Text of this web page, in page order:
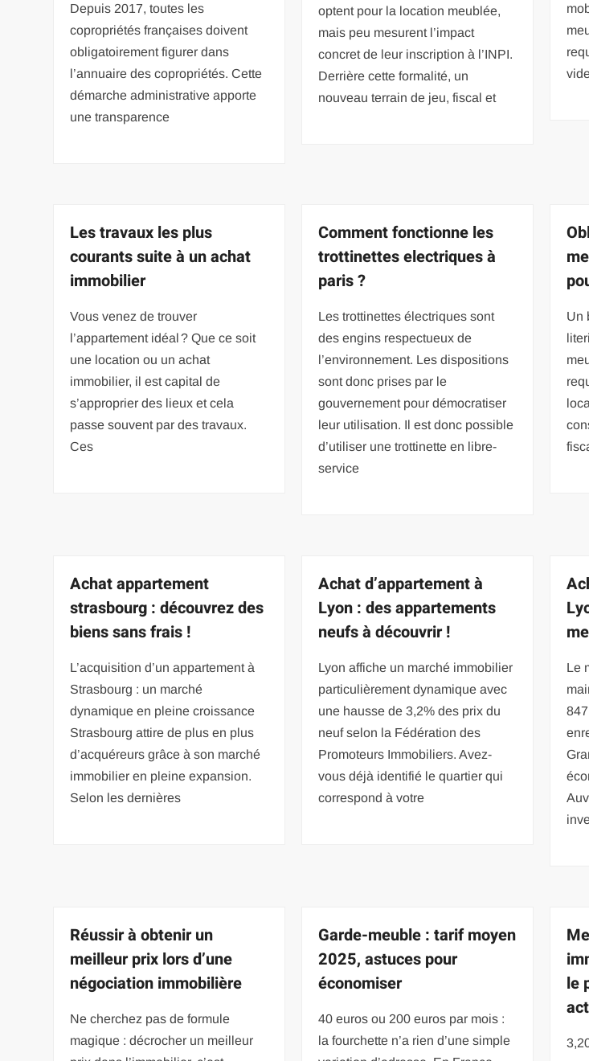
Depuis 2017, toutes les
copropriétés françaises doivent
obligatoirement figurer dans
l’annuaire des copropriétés. Cette
démarche administrative apporte
une transparence
optent pour la location meublée,
mais peu mesurent l’impact
concret de leur inscription à l’INPI.
Derrière cette formalité, un
nouveau terrain de jeu, fiscal et
Les travaux les plus
courants suite à un achat
immobilier
Vous venez de trouver
l’appartement idéal ? Que ce soit
une location ou un achat
immobilier, il est capital de
s’approprier des lieux et cela
passe souvent par des travaux.
Ces
Comment fonctionne les
trottinettes electriques à
paris ?
Les trottinettes électriques sont
des engins respectueux de
l’environnement. Les dispositions
sont donc prises par le
gouvernement pour démocratiser
leur utilisation. Il est donc possible
d’utiliser une trottinette en libre-
service
Un
Achat appartement
strasbourg : découvrez des
biens sans frais !
L’acquisition d’un appartement à
Strasbourg : un marché
dynamique en pleine croissance
Strasbourg attire de plus en plus
d’acquéreurs grâce à son marché
immobilier en pleine expansion.
Selon les dernières
Achat d’appartement à
Lyon : des appartements
neufs à découvrir !
Lyon affiche un marché immobilier
particulièrement dynamique avec
une hausse de 3,2% des prix du
neuf selon la Fédération des
Promoteurs Immobiliers. Avez-
vous déjà identifié le quartier qui
correspond à votre
Le
Réussir à obtenir un
meilleur prix lors d’une
négociation immobilière
Ne cherchez pas de formule
magique : décrocher un meilleur
Garde-meuble : tarif moyen
2025, astuces pour
économiser
40 euros ou 200 euros par mois :
la fourchette n’a rien d’une simple
le